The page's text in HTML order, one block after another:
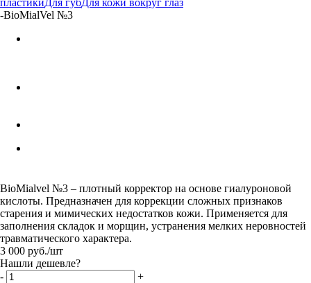
-BioMialVel №3
BioMialvel №3 – плотный корректор на основе гиалуроновой
кислоты. Предназначен для коррекции сложных признаков
старения и мимических недостатков кожи. Применяется для
заполнения складок и морщин, устранения мелких неровностей
травматического характера.
3 000 руб./шт
Нашли дешевле?
-
+